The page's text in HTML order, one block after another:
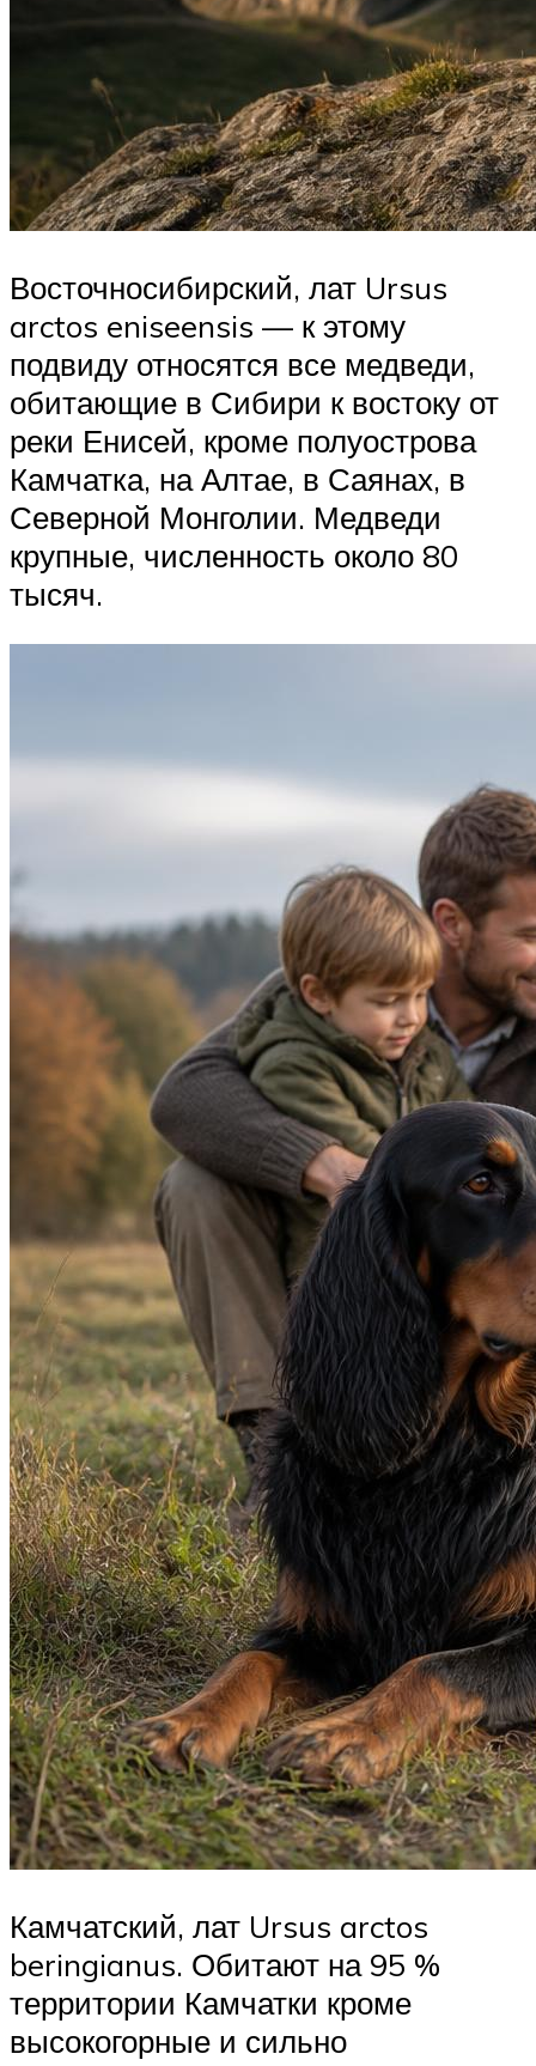
Восточносибирский, лат Ursus
arctos eniseensis — к этому
подвиду относятся все медведи,
обитающие в Сибири к востоку от
реки Енисей, кроме полуострова
Камчатка, на Алтае, в Саянах, в
Северной Монголии. Медведи
крупные, численность около 80
тысяч.
Камчатский, лат Ursus arctos
beringianus. Обитают на 95 %
территории Камчатки кроме
высокогорные и сильно